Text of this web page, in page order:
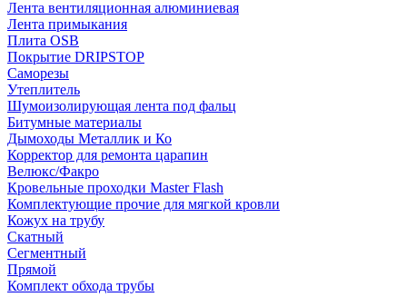
Лента вентиляционная алюминиевая
Лента примыкания
Плита OSB
Покрытие DRIPSTOP
Саморезы
Утеплитель
Шумоизолирующая лента под фальц
Битумные материалы
Дымоходы Металлик и Ко
Корректор для ремонта царапин
Велюкс/Факро
Кровельные проходки Master Flash
Комплектующие прочие для мягкой кровли
Кожух на трубу
Скатный
Сегментный
Прямой
Комплект обхода трубы